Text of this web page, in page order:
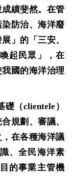
績斐然。在管
防治、海洋廢
」的「三安、
起民眾」，在
我國的海洋治理
（clientele）
規劃、審議、
在各種海洋議
、全民海洋素
的事業主管機